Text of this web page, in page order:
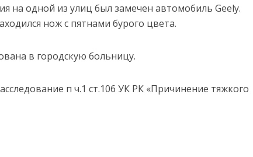
на одной из улиц был замечен автомобиль Geely.
нож с пятнами бурого цвета.
в городскую больницу.
п ч.1 ст.106 УК РК «Причинение тяжкого